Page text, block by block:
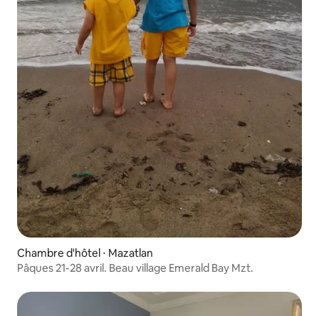
Chambre d'hôtel ⋅ Mazatlan
Pâques 21-28 avril. Beau village Emerald Bay Mzt.